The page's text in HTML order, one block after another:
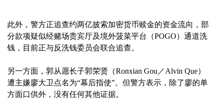
此外，警方正追查约两亿披索加密货币赎金的资金流向，部
分款项疑似经赌场贵宾厅及境外菠菜平台（POGO）通道洗
钱，目前正与反洗钱委员会联合追查。
另一方面，郭从愿长子郭荣贤（Ronxian Gou／Alvin Que）
遭主嫌廖大卫点名为“幕后指使”。但警方表示，除了廖的单
方面口供外，没有任何其他证据。